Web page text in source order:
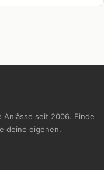
Anlässe seit 2006. Finde
deine eigenen.